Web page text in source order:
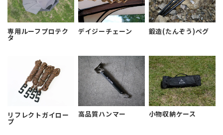
専用ルーフプロテク
タ
デイジーチェーン 鍛造(たんぞう)ペグ
リフレクトガイロー
プ
高品質ハンマー 小物収納ケース